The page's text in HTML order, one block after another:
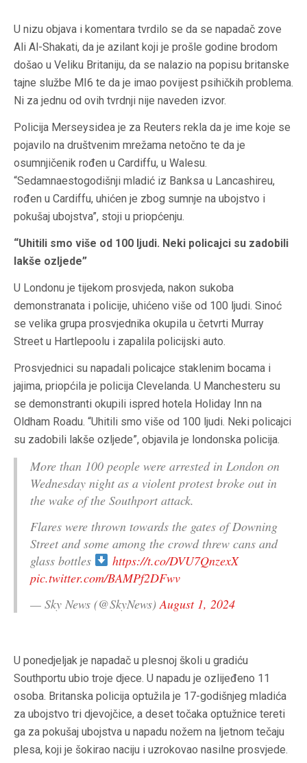
U nizu objava i komentara tvrdilo se da se napadač zove
Ali Al-Shakati, da je azilant koji je prošle godine brodom
došao u Veliku Britaniju, da se nalazio na popisu britanske
tajne službe MI6 te da je imao povijest psihičkih problema.
Ni za jednu od ovih tvrdnji nije naveden izvor.
Policija Merseysidea je za Reuters rekla da je ime koje se
pojavilo na društvenim mrežama netočno te da je
osumnjičenik rođen u Cardiffu, u Walesu.
“Sedamnaestogodišnji mladić iz Banksa u Lancashireu,
rođen u Cardiffu, uhićen je zbog sumnje na ubojstvo i
pokušaj ubojstva”, stoji u priopćenju.
“Uhitili smo više od 100 ljudi. Neki policajci su zadobili
lakše ozljede”
U Londonu je tijekom prosvjeda, nakon sukoba
demonstranata i policije, uhićeno više od 100 ljudi. Sinoć
se velika grupa prosvjednika okupila u četvrti Murray
Street u Hartlepoolu i zapalila policijski auto.
Prosvjednici su napadali policajce staklenim bocama i
jajima, priopćila je policija Clevelanda. U Manchesteru su
se demonstranti okupili ispred hotela Holiday Inn na
Oldham Roadu. “Uhitili smo više od 100 ljudi. Neki policajci
su zadobili lakše ozljede”, objavila je londonska policija.
More than 100 people were arrested in London on
Wednesday night as a violent protest broke out in
the wake of the Southport attack.
Flares were thrown towards the gates of Downing
Street and some among the crowd threw cans and
glass bottles
https://t.co/DVU7QnzexX
pic.twitter.com/BAMPf2DFwv
— Sky News (@SkyNews) August 1, 2024
U ponedjeljak je napadač u plesnoj školi u gradiću
Southportu ubio troje djece. U napadu je ozlijeđeno 11
osoba. Britanska policija optužila je 17-godišnjeg mladića
za ubojstvo tri djevojčice, a deset točaka optužnice tereti
ga za pokušaj ubojstva u napadu nožem na ljetnom tečaju
plesa, koji je šokirao naciju i uzrokovao nasilne prosvjede.